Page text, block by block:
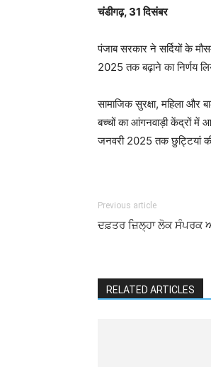
चंडीगढ़, 31 दिसंबर
पंजाब सरकार ने सर्दियों के
2025 तक बढ़ाने का निर्णय
सामाजिक सुरक्षा, महिला और
बच्चों का आंगनवाड़ी केंद्रों में
जनवरी 2025 तक छुट्टियां की
Previous article
ਦਫ਼ਤਰ ਜ਼ਿਲ੍ਹਾ ਲੋਕ ਸੰਪਰਕ
RELATED ARTICLES